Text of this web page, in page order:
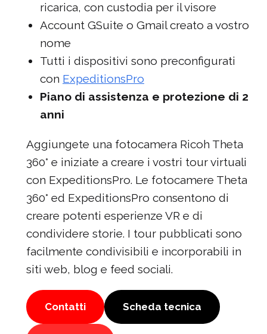
ricarica, con custodia per il visore
Account GSuite o Gmail creato a vostro
nome
Tutti i dispositivi sono preconfigurati
con ExpeditionsPro
Piano di assistenza e protezione di 2
anni
Aggiungete una fotocamera Ricoh Theta
360° e iniziate a creare i vostri tour virtuali
con ExpeditionsPro. Le fotocamere Theta
360° ed ExpeditionsPro consentono di
creare potenti esperienze VR e di
condividere storie. I tour pubblicati sono
facilmente condivisibili e incorporabili in
siti web, blog e feed sociali.
Contatti Scheda tecnica